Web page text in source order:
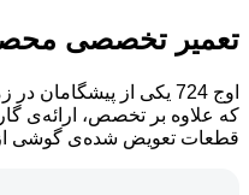
تعمیر تخصصی
اوج 724 یکی از
که علاوه بر تخصص، ارائه‌ی
قطعات تعویض شده‌ی گوشی از